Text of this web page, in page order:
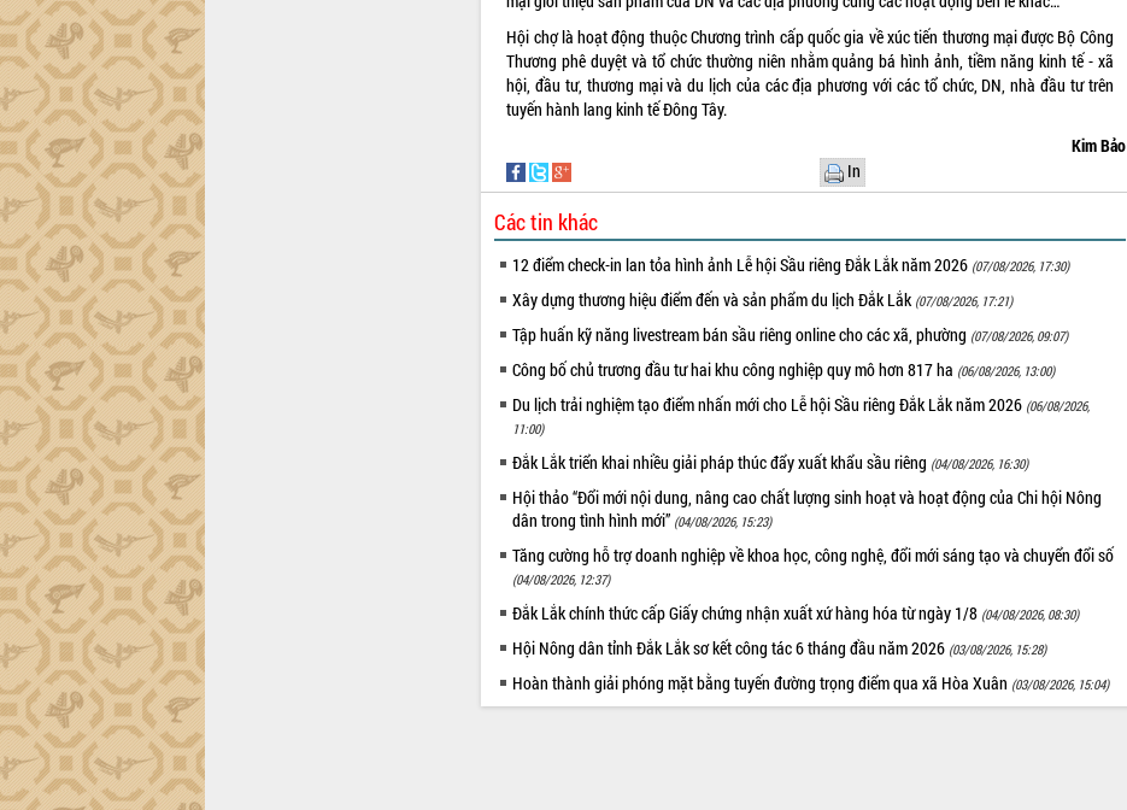
Hội chợ là hoạt động thuộc Chương trình cấp quốc gia về xúc tiến thương mại được Bộ Công
Thương phê duyệt và tổ chức thường niên nhằm quảng bá hình ảnh, tiềm năng kinh tế - xã
hội, đầu tư, thương mại và du lịch của các địa phương với các tổ chức, DN, nhà đầu tư trên
tuyến hành lang kinh tế Đông Tây.
Kim Bảo
In
Các tin khác
12 điểm check-in lan tỏa hình ảnh Lễ hội Sầu riêng Đắk Lắk năm 2026 (07/08/2026, 17:30)
Xây dựng thương hiệu điểm đến và sản phẩm du lịch Đắk Lắk (07/08/2026, 17:21)
Tập huấn kỹ năng livestream bán sầu riêng online cho các xã, phường (07/08/2026, 09:07)
Công bố chủ trương đầu tư hai khu công nghiệp quy mô hơn 817 ha (06/08/2026, 13:00)
Du lịch trải nghiệm tạo điểm nhấn mới cho Lễ hội Sầu riêng Đắk Lắk năm 2026 (06/08/2026,
11:00)
Đắk Lắk triển khai nhiều giải pháp thúc đẩy xuất khẩu sầu riêng (04/08/2026, 16:30)
Hội thảo “Đổi mới nội dung, nâng cao chất lượng sinh hoạt và hoạt động của Chi hội Nông
dân trong tình hình mới” (04/08/2026, 15:23)
Tăng cường hỗ trợ doanh nghiệp về khoa học, công nghệ, đổi mới sáng tạo và chuyển đổi số
(04/08/2026, 12:37)
Đắk Lắk chính thức cấp Giấy chứng nhận xuất xứ hàng hóa từ ngày 1/8 (04/08/2026, 08:30)
Hội Nông dân tỉnh Đắk Lắk sơ kết công tác 6 tháng đầu năm 2026 (03/08/2026, 15:28)
Hoàn thành giải phóng mặt bằng tuyến đường trọng điểm qua xã Hòa Xuân (03/08/2026, 15:04)